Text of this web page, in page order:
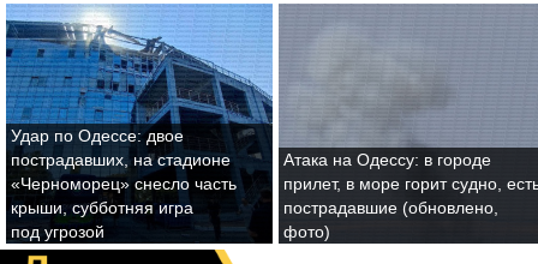
Удар по Одессе: двое
пострадавших, на стадионе
«Черноморец» снесло часть
крыши, субботняя игра
под угрозой
Атака на Одессу: в городе
прилет, в море горит судно,
пострадавшие (обновлено,
фото)